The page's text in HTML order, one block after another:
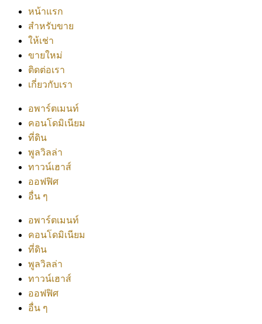
หน้าแรก
สำหรับขาย
ให้เช่า
ขายใหม่
ติดต่อเรา
เกี่ยวกับเรา
อพาร์ตเมนท์
คอนโดมิเนียม
ที่ดิน
พูลวิลล่า
ทาวน์เฮาส์
ออฟฟิศ
อื่น ๆ
อพาร์ตเมนท์
คอนโดมิเนียม
ที่ดิน
พูลวิลล่า
ทาวน์เฮาส์
ออฟฟิศ
อื่น ๆ